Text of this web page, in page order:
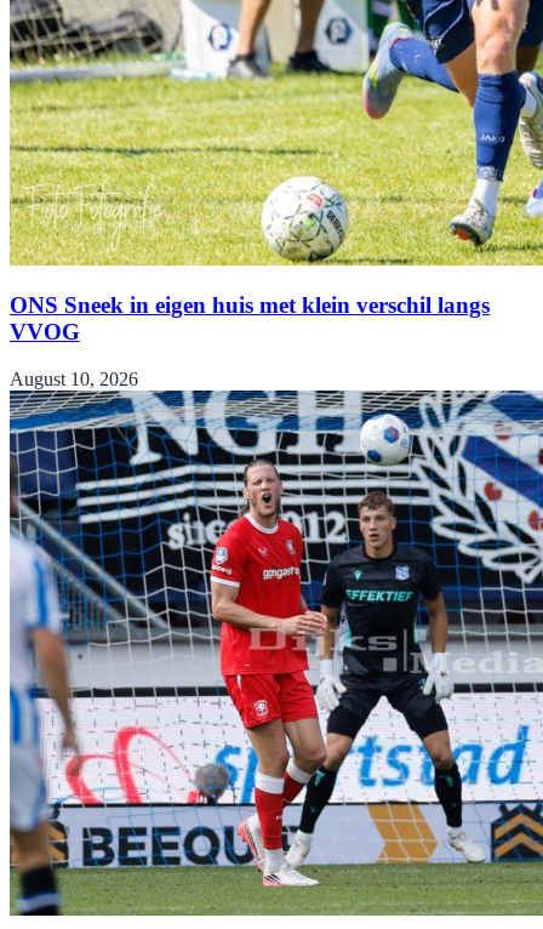
ONS Sneek in eigen huis met klein verschil langs
VVOG
August 10, 2026